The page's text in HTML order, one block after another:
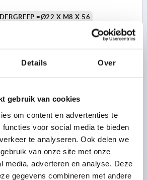
Details Over
gebruik van cookies
om content en advertenties te
functies voor social media te bieden
te analyseren. Ook delen we
van onze site met onze
media, adverteren en analyse. Deze
gegevens combineren met andere
=Ø22 X M8 X 56
DETAILS